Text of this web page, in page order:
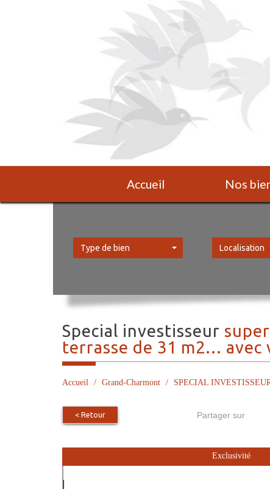
Accueil Nos
Type de bien Localisation
special investisseur
terrasse de 31 m2... avec
Accueil Grand-Charmont SPECIAL
< Retour Partager sur
Exclusivité